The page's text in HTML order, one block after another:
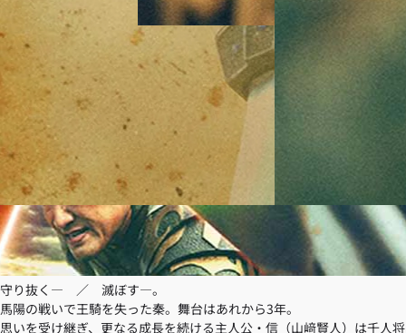
守り抜く― ／ 滅ぼす―。
馬陽の戦いで王騎を失った秦。舞台はあれから3年。
思いを受け継ぎ、更なる成長を続ける主人公・信（山﨑賢人）は千人将